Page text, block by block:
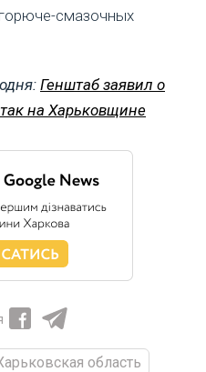
смазочных
Генштаб заявил о
на Харьковщине
область